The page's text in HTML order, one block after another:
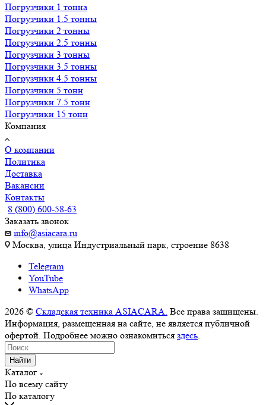
Погрузчики 1 тонна
Погрузчики 1.5 тонны
Погрузчики 2 тонны
Погрузчики 2.5 тонны
Погрузчики 3 тонны
Погрузчики 3.5 тонны
Погрузчики 4.5 тонны
Погрузчики 5 тонн
Погрузчики 7.5 тонн
Погрузчики 15 тонн
Компания
О компании
Политика
Доставка
Вакансии
Контакты
8 (800) 600-58-63
Заказать звонок
info@asiacara.ru
Москва, улица Индустриальный парк, строение 8638
Telegram
YouTube
WhatsApp
2026 © Складская техника ASIACARA. Все права защищены.
Информация, размещенная на сайте, не является публичной
офертой. Подробнее можно ознакомиться здесь
Найти
Каталог
По всему сайту
По каталогу